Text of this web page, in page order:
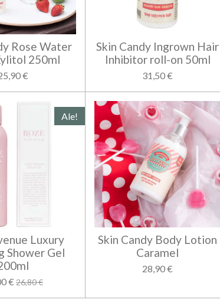
Rose Water
250ml
€
Skin Candy Ingrown Hair
Inhibitor roll-on 50ml
31,50 €
Ale!
Luxury
Shower Gel
€ 26,80 €
Skin Candy Body Lotion
Caramel
28,90 €